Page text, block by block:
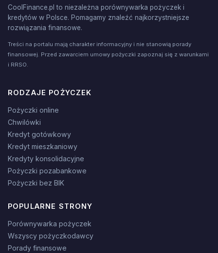
CoolFinance.pl to niezależna porównywarka pożyczek i
kredytów w Polsce. Pomagamy znaleźć najkorzystniejsze
rozwiązania finansowe.
Treści na portalu mają charakter informacyjny i nie stanowią porady
finansowej. Przed zawarciem umowy pożyczki zapoznaj się z warunkami
i RRSO.
RODZAJE POŻYCZEK
Pożyczki online
Chwilówki
Kredyt gotówkowy
Kredyt mieszkaniowy
Kredyty konsolidacyjne
Pożyczki pozabankowe
Pożyczki bez BIK
POPULARNE STRONY
Porównywarka pożyczek
Wszyscy pożyczkodawcy
Porady finansowe